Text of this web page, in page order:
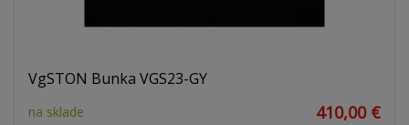
VgSTON Bunka VGS23-GY
na sklade 410,00 €